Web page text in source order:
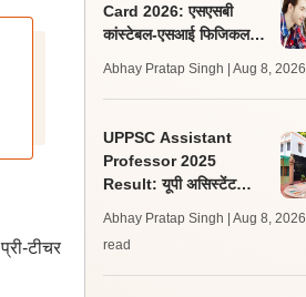
टीचर
Card 2026: एसएसबी
कांस्टेबल-एसआई फिजिकल
डाउनलोड करें
Abhay Pratap Singh | Aug 8, 2026
UPPSC Assistant
Professor 2025
Result: यूपी असिस्टेंट
विषयों के लिए जारी
Abhay Pratap Singh | Aug 8, 2026
read